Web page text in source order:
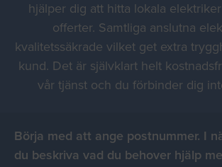
hjälper dig att hitta lokala
offerter. Samtliga anslutna
kvalitetssäkrade vilket get extra
kund. Det är självklart helt
vår tjänst och du förbinder dig
Börja med att ange postnummer. I
du beskriva vad du behover hjälp